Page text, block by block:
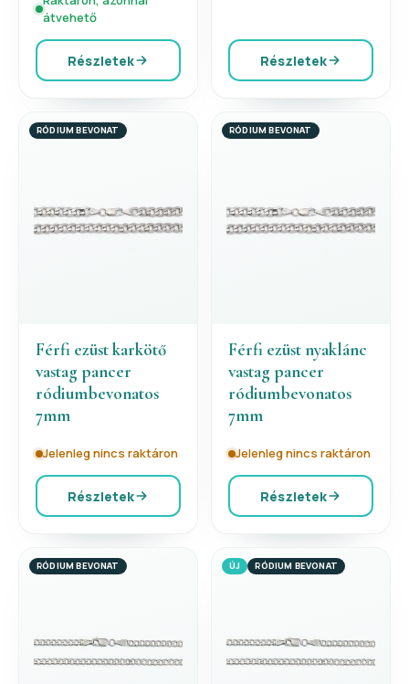
átvehető
Részletek Részletek
RÓDIUM BEVONAT
Férfi ezüst karkötő
vastag pancer
ródiumbevonatos
7mm
Jelenleg nincs raktáron
Részletek
RÓDIUM BEVONAT
Férfi ezüst nyaklánc
vastag pancer
ródiumbevonatos
7mm
Jelenleg nincs raktáron
Részletek
RÓDIUM BEVONAT ÚJ RÓDIUM BEVONAT